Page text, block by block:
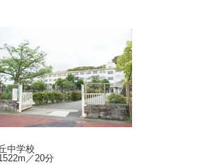
中学校
／20分